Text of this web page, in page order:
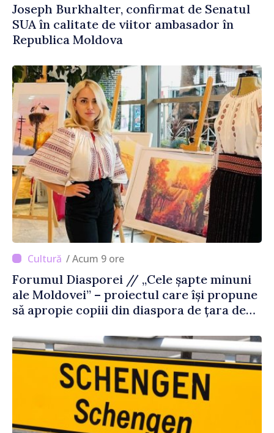
Joseph Burkhalter, confirmat de Senatul
SUA în calitate de viitor ambasador în
Republica Moldova
/ Acum 9 ore
Forumul Diasporei // „Cele șapte minuni
ale Moldovei” – proiectul care își propune
să apropie copiii din diaspora de țara de